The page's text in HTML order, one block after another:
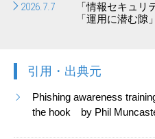
2026.7.7
「情報セキュリ
「運用に潜む
引用・出典元
Phishing awareness
the hook by Phil